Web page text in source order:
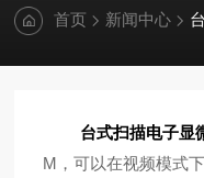
首页 新闻中心
台式扫描电子显
M，可以在视频模式